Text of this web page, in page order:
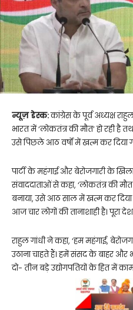
न्यूज़ डेस्क:कांग्रेस के पूर्व अध्यक्ष
भारत में ‘लोकतंत्र की मौत’ हो रही है
उसे पिछले आठ वर्षों में खत्म कर दिया
पार्टी के महंगाई और बेरोजगारी के
संवाददाताओं से कहा, ‘लोकतंत्र की
बनाया, उसे आठ साल में खत्म कर
आज चार लोगों की तानाशाही है। पूरा
राहुल गांधी ने कहा, ‘हम महंगाई,
उठाना चाहते हैं। हमें संसद के बाहर और
दो- तीन बड़े उद्योगपतियों के हित में